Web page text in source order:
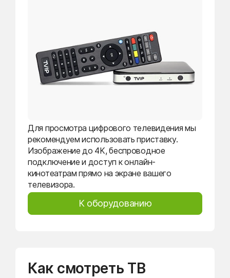
Для просмотра цифрового телевидения мы
рекомендуем использовать приставку.
Изображение до 4K, беспроводное
подключение и доступ к онлайн-
кинотеатрам прямо на экране вашего
телевизора.
К оборудованию
Как смотреть ТВ